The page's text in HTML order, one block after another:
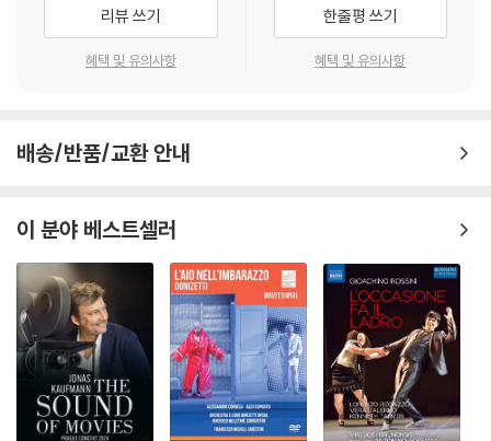
문의 바랍니다.
2) 사양 오인지, 오 구매, 변심 사유로의 반품은 제품 개봉 전에만 운임비
부담 후 처리 가능합니다.
택을 부탁드립니다.
4) 한정판 상품의 변심, 오구매로 인한 반품은 회송된 상품의 상태 확인 후
탁드립니다.
리뷰 쓰기
혜택 및 유의사항
한줄평 쓰기
혜택 및 유의사항
배송/반품/교환 안내
이 분야 베스트셀러